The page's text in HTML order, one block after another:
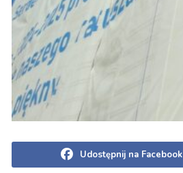
Udostępnij na Facebook